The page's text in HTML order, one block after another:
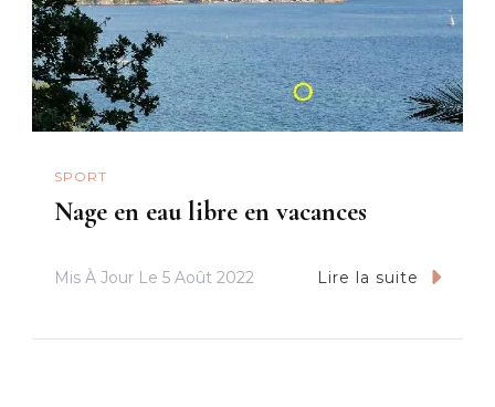
SPORT
Nage en eau libre en vacances
Mis À Jour Le 5 Août 2022 Lire la suite